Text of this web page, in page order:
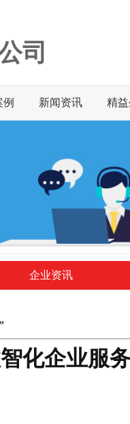
司
例 新闻资讯 精
企业资讯
化企业服